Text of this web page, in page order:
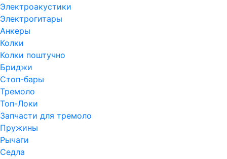
Электроакустики
Электрогитары
Анкеры
Колки
Колки поштучно
Бриджи
Стоп-бары
Тремоло
Топ-Локи
Запчасти для тремоло
Пружины
Рычаги
Седла